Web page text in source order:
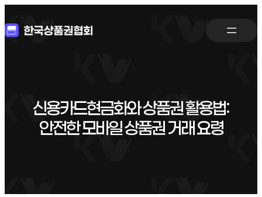
신용카드현금화와 상품권 활용법:
안전한 모바일 상품권 거래 요령